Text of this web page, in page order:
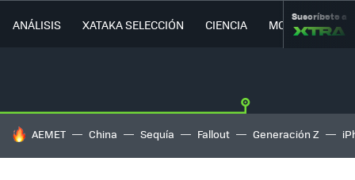
ANÁLISIS XATAKA SELECCIÓN CIENCIA MOVILIDAD
Suscríbete a
HOY SE HABLA DE
AEMET China Sequía Fallout Generación Z